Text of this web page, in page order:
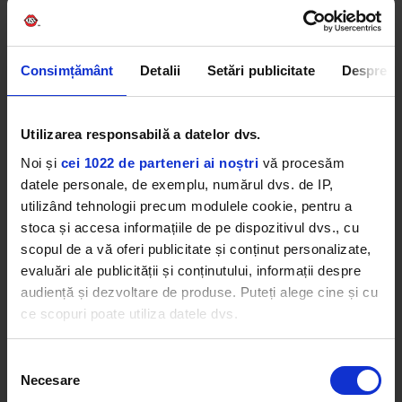
Consimțământ Detalii Setări publicitate Despre
Utilizarea responsabilă a datelor dvs.
Noi și cei 1022 de parteneri ai noștri vă procesăm
datele personale, de exemplu, numărul dvs. de IP,
utilizând tehnologii precum modulele cookie, pentru a
stoca și accesa informațiile de pe dispozitivul dvs., cu
scopul de a vă oferi publicitate și conținut personalizate,
evaluări ale publicității și conținutului, informații despre
audiență și dezvoltare de produse. Puteți alege cine și cu
ce scopuri poate utiliza datele dvs.
Să colectăm informațiile cu privire la locația dvs.
consimțământului
Necesare